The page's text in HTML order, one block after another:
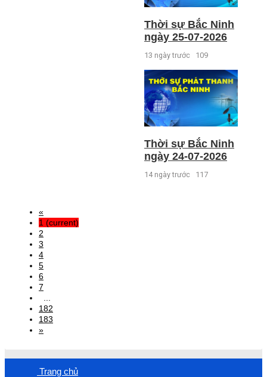
Thời sự Bắc Ninh
ngày 25-07-2026
13 ngày trước 109
Thời sự Bắc Ninh
ngày 24-07-2026
14 ngày trước 117
«
1 (current)
2
3
4
5
6
7
182
183
»
Trang chủ